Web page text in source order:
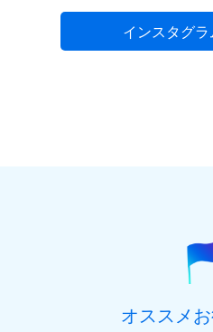
インスタグ
オススメ